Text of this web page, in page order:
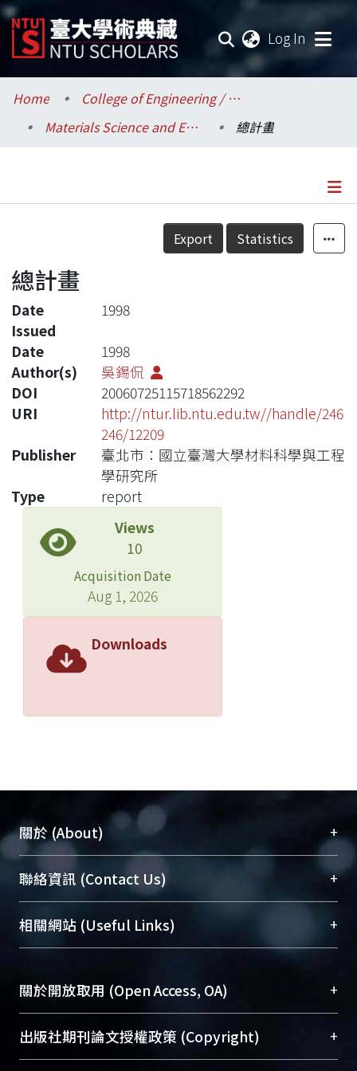
Log In
Communities & Collections
Research Outputs
Statistics
Home
College of Engineering / 工學院
Materials Science and Engineering / 材料科學與工程學系
總計畫
Details
Export Statistics
總計畫
Date
Issued
1998
Date
1998
Author(s)
吳錫侃
DOI
20060725115718562292
URI
http://ntur.lib.ntu.edu.tw//handle/246
246/12209
Publisher
臺北市：國立臺灣大學材料科學與工程
學研究所
Type
report
Views
10
Acquisition Date
Aug 1, 2026
Downloads
關於 (About) +
臺大位居世界頂尖大學之列，為永久珍藏及向國際
展現本校豐碩的研究成果及學術能量，圖書館整合
機構典藏（NTUR）與學術庫（AH）不同功能平
台，成為臺大學術典藏NTU scholars。期能整合研
究能量、促進交流合作、保存學術產出、推廣研究
成果。
To permanently archive and promote researcher
profiles and scholarly works, Library integrates the
services of “NTU Repository” with “Academic
聯絡資訊 (Contact Us) +
總館學科館員(Main Library)
醫學圖書館學科館員(Medical Library)
(Social
Sciences Library)
相關網站 (Useful Links) +
關於開放取用 (Open Access, OA) +
開放取用是從使用者角度提升資訊取用性的社會運
動，應用在學術研究上是透過將研究著作公開供使
出版社期刊論文授權政策 (Copyright) +